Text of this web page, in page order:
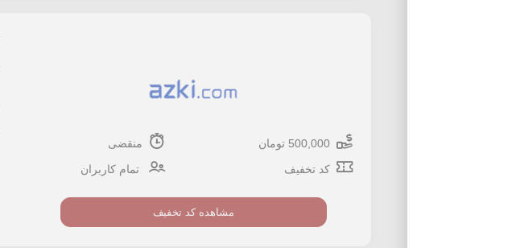
منقضی
کد تخفیف
تمام کاربران
مشاهده کد تخفیف